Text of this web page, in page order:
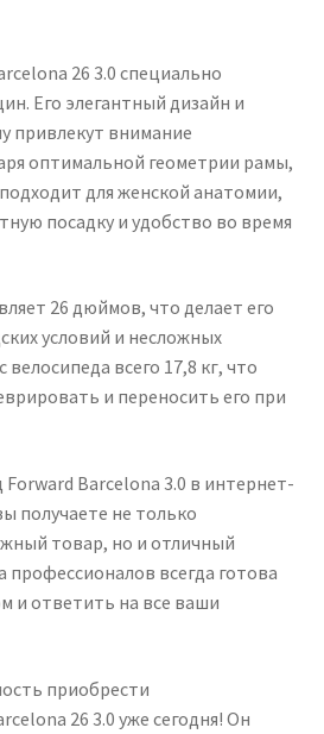
26 3.0 специально
Его элегантный дизайн и
привлекут внимание
оптимальной геометрии рамы,
для женской анатомии,
посадку и удобство во время
26 дюймов, что делает его
условий и несложных
всего 17,8 кг, что
и переносить его при
Forward Barcelona 3.0 в интернет-
получаете не только
товар, но и отличный
профессионалов всегда готова
и ответить на все ваши
приобрести
26 3.0 уже сегодня! Он